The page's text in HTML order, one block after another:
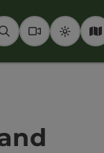
SuchenWebcams